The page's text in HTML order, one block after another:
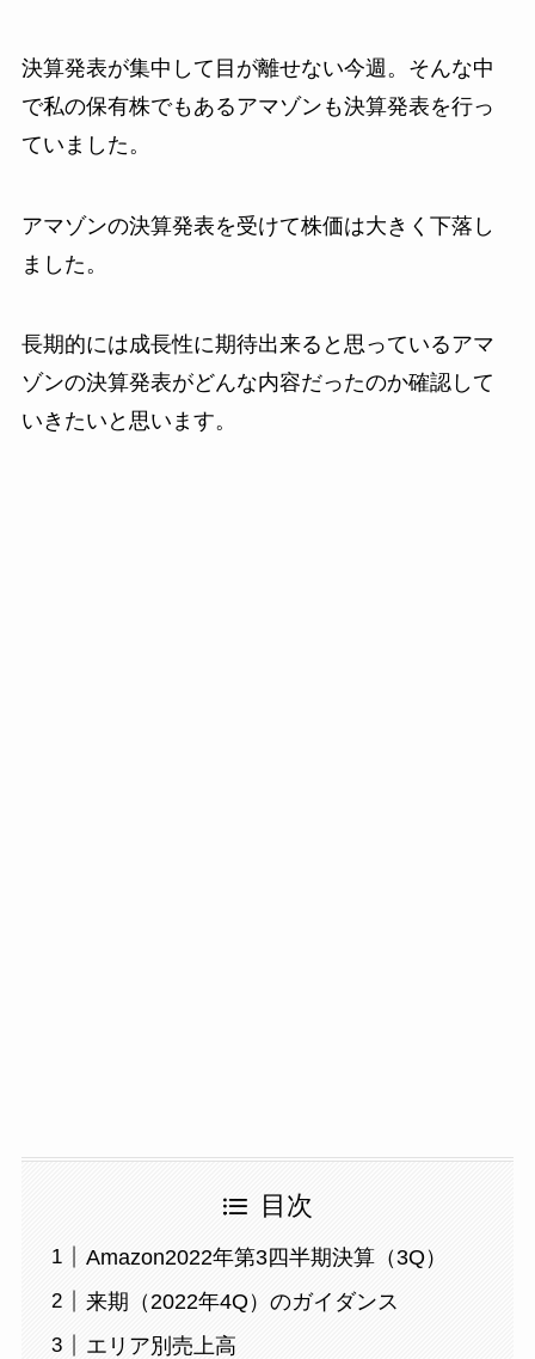
決算発表が集中して目が離せない今週。そんな中
で私の保有株でもあるアマゾンも決算発表を行っ
ていました。
アマゾンの決算発表を受けて株価は大きく下落し
ました。
長期的には成長性に期待出来ると思っているアマ
ゾンの決算発表がどんな内容だったのか確認して
いきたいと思います。
目次
Amazon2022年第3四半期決算（3Q）
来期（2022年4Q）のガイダンス
エリア別売上高